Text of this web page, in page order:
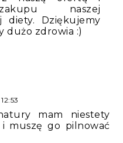
naszej
diety. Dziękujemy
dużo zdrowia :)
mam niestety
muszę go pilnować